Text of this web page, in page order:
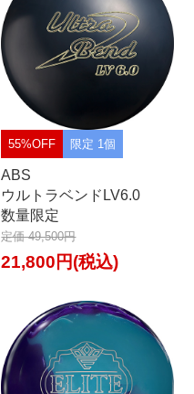
55%OFF 限定 1個
ABS
ウルトラベンドLV6.0
数量限定
定価 49,500円
21,800円(税込)